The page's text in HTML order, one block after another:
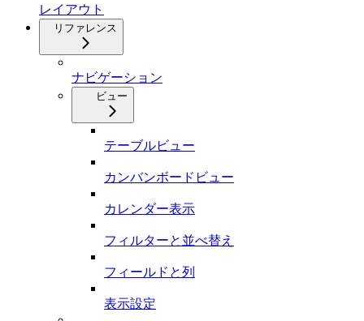
レイアウト
リファレンス
ナビゲーション
ビュー
テーブルビュー
カンバンボードビュー
カレンダー表示
フィルターと並べ替え
フィールドと列
表示設定